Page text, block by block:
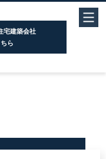
宅建築会社
ら
築会社ガイド